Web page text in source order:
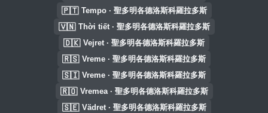
🇵🇹 Tempo · 聖多明各德洛斯科羅拉多斯
🇻🇳 Thời tiết · 聖多明各德洛斯科羅拉多斯
🇩🇰 Vejret · 聖多明各德洛斯科羅拉多斯
🇷🇸 Vreme · 聖多明各德洛斯科羅拉多斯
🇸🇮 Vreme · 聖多明各德洛斯科羅拉多斯
🇷🇴 Vremea · 聖多明各德洛斯科羅拉多斯
🇸🇪 Vädret · 聖多明各德洛斯科羅拉多斯